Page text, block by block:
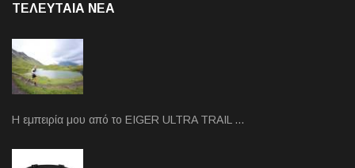
ΤΕΛΕΥΤΑΙΑ NEA
Η εμπειρία μου από το EIGER ULTRA TRAIL …